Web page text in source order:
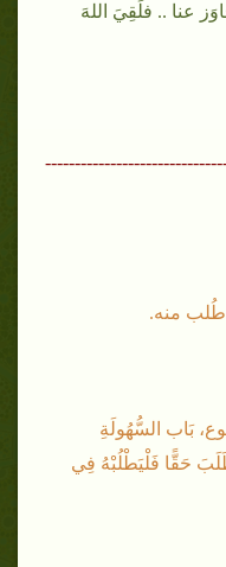
عنا .. فلَقِيَ اللهَ
بَاب السُّهُولَةِ
حَقًّا فَلْيَطْلُبْهُ فِي